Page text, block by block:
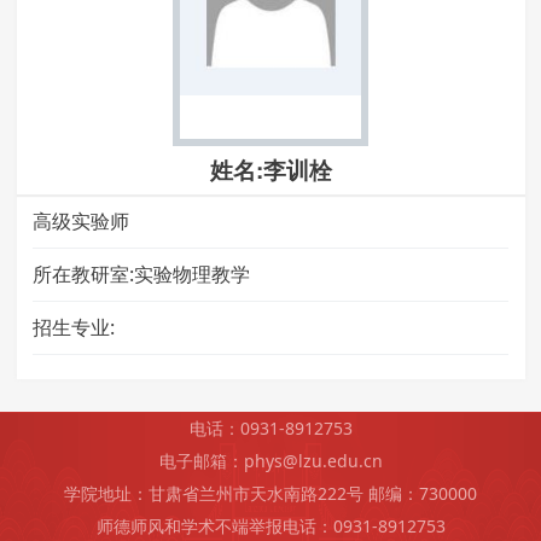
姓名:李训栓
高级实验师
所在教研室:实验物理教学
招生专业:
电话：0931-8912753
电子邮箱：phys@lzu.edu.cn
学院地址：甘肃省兰州市天水南路222号 邮编：730000
师德师风和学术不端举报电话：0931-8912753